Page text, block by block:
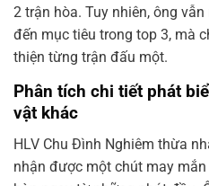
2 trận hòa. Tuy nhiên, ông
đến mục tiêu trong top 3, mà
thiện từng trận đấu một.
Phân tích chi tiết phát
vật khác
HLV Chu Đình Nghiêm thừa
nhận được một chút may